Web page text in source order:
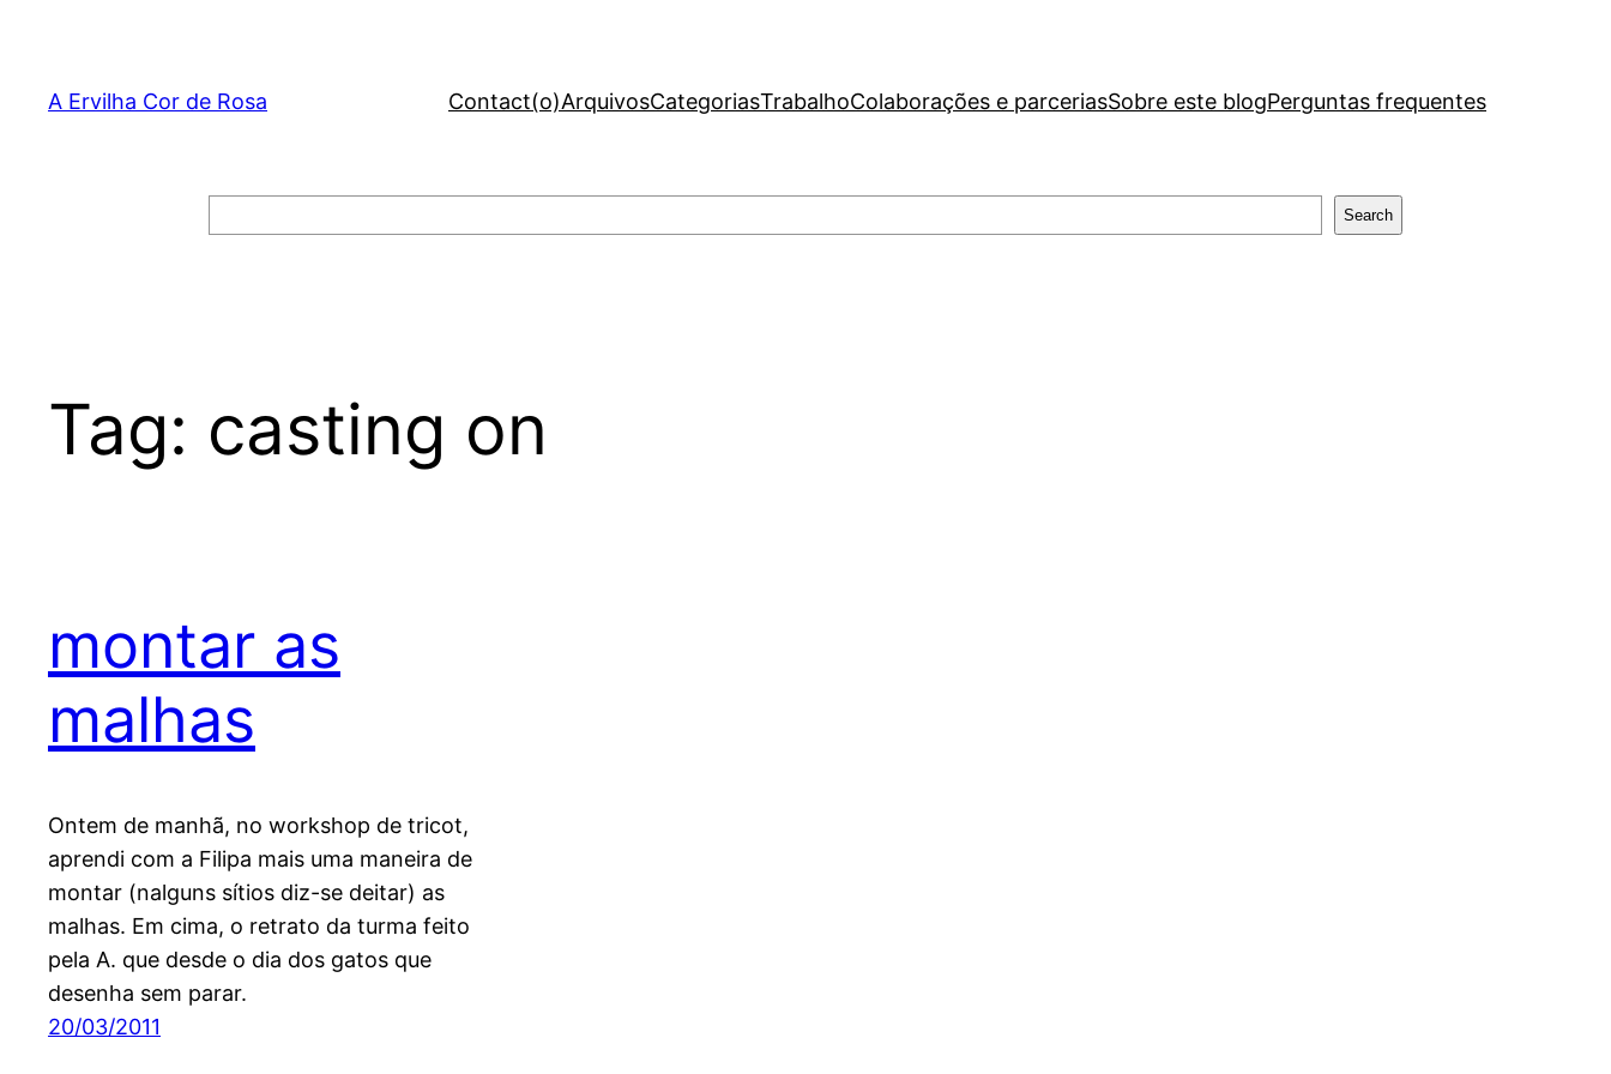
content
A Ervilha Cor de Rosa Contact(o)ArquivosCategoriasTrabalhoColaborações e parceriasSobre este blogPerguntas frequentes
Search
Tag: casting on
montar as
malhas
Ontem de manhã, no workshop de tricot,
aprendi com a Filipa mais uma maneira de
montar (nalguns sítios diz-se deitar) as
malhas. Em cima, o retrato da turma feito
pela A. que desde o dia dos gatos que
desenha sem parar.
20/03/2011